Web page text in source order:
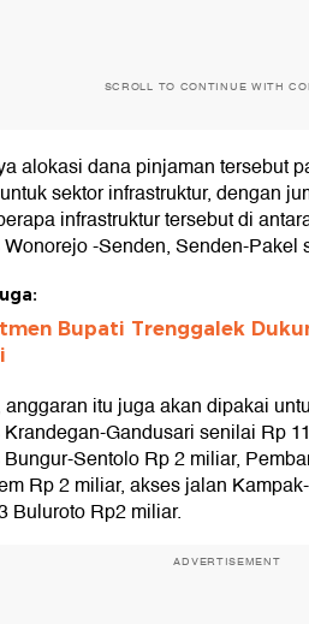
SCROLL TO CONTINUE WITH
alokasi dana pinjaman tersebut
sektor infrastruktur, dengan
infrastruktur tersebut di
-Senden, Senden-Pakel
Bupati Trenggalek
itu juga akan dipakai
Gandusari senilai Rp
Sentolo Rp 2 miliar,
Rp 2 miliar, akses jalan
Buluroto Rp2 miliar.
ADVERTISEMENT